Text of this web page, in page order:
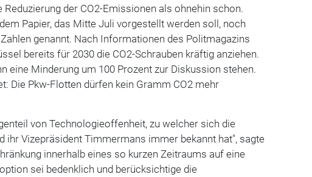
Reduzierung der CO2-Emissionen als ohnehin schon.
Papier, das Mitte Juli vorgestellt werden soll, noch
genannt. Nach Informationen des Politmagazins
bereits für 2030 die CO2-Schrauben kräftig anziehen.
eine Minderung um 100 Prozent zur Diskussion stehen.
Die Pkw-Flotten dürfen kein Gramm CO2 mehr
von Technologieoffenheit, zu welcher sich die
ihr Vizepräsident Timmermans immer bekannt hat", sagte
innerhalb eines so kurzen Zeitraums auf eine
sei bedenklich und berücksichtige die